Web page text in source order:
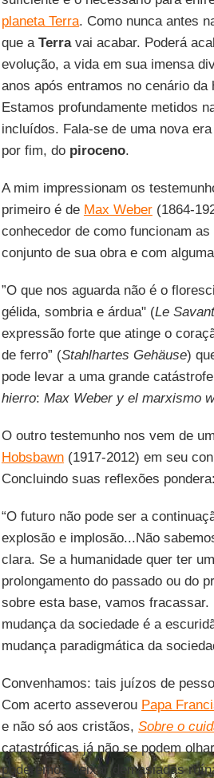
planeta Terra. Como nunca antes
que a Terravai acabar. Poderá
evolução, a vida em sua imensa
anos após entramos no cenário
Estamos profundamente metidos
incluídos. Fala-se de uma nova
por fim, do piroceno.
A mim impressionam os
primeiro é de Max Weber(1864-
conhecedor de como funcionam
conjunto de sua obra e com
”O que nos aguarda não é o
gélida, sombria e árdua" (Le
expressão forte que atinge o
de ferro” (Stahlhartes Gehäuse)
pode levar a uma grande
hierro: Max Weber y el marxismo
O outro testemunho nos vem de
Hobsbawn(1917-2012) em seu
Concluindo suas reflexões pondera:
“O futuro não pode ser a
explosão e implosão...Não
clara. Se a humanidade quer ter
prolongamento do passado ou do
sobre esta base, vamos
mudança da sociedade é a
mudança paradigmática da
Convenhamos: tais juízos de
Com acerto asseverou Papa
e não só aos cristãos, Sobre o
catastróficas já não se podem
poderemos deixar demasiadas